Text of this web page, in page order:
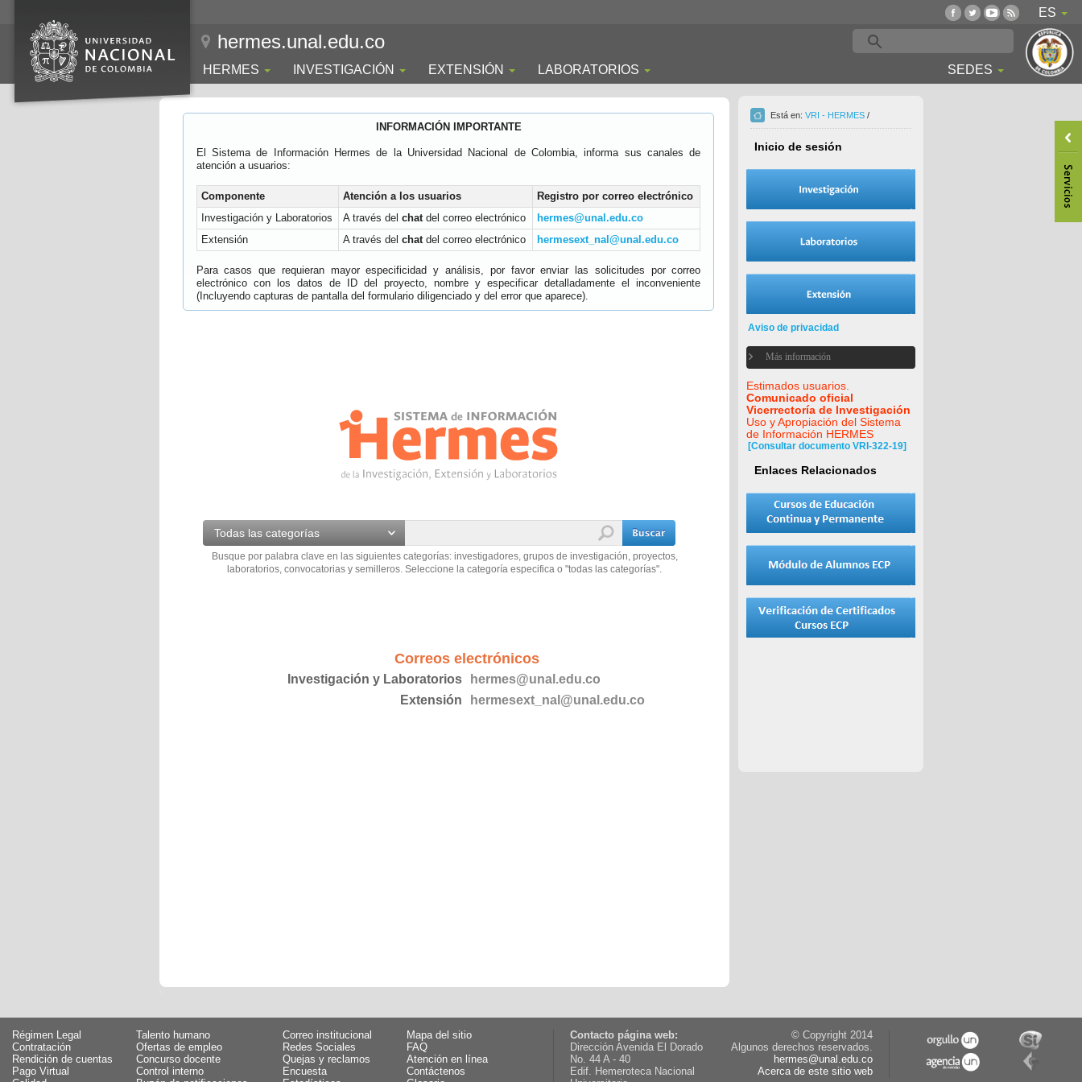
ES
hermes.unal.edu.co
HERMES INVESTIGACIÓN EXTENSIÓN LABORATORIOS SEDES
INFORMACIÓN IMPORTANTE
El Sistema de Información Hermes de la Universidad Nacional de Colombia, informa sus canales de
atención a usuarios:
Componente Atención a los usuarios
Registro por correo electrónico
Investigación y Laboratorios
A través del chatdel correo electrónico
hermes@unal.edu.co
Extensión
A través del chatdel correo electrónico hermesext_nal@unal.edu.co
Para casos que requieran mayor especificidad y análisis, por favor enviar las solicitudes por correo
electrónico con los datos de ID del proyecto, nombre y especificar detalladamente el inconveniente
(Incluyendo capturas de pantalla del formulario diligenciado y del error que aparece).
Todas las categorías
Busque por palabra clave en las siguientes categorías: investigadores, grupos de investigación, proyectos,
laboratorios, convocatorias y semilleros. Seleccione la categoría especifica o "todas las categorías".
Correos electrónicos
Investigación y Laboratorios
hermes@unal.edu.co
Extensión
hermesext_nal@unal.edu.co
Está en: VRI - HERMES /
Inicio de sesión
Aviso de privacidad
Más información
Estimados usuarios.
Comunicado oficial
Vicerrectoría de Investigación
Uso y Apropiación del Sistema
de Información HERMES
[Consultar documento VRI-322-19]
Enlaces Relacionados
Régimen Legal
Talento humano
Contratación
Ofertas de empleo
Rendición de cuentas
Concurso docente
Pago Virtual
Control interno
Correo institucional
Mapa del sitio
Redes Sociales
FAQ
Quejas y reclamos
Atención en línea
Encuesta
Contáctenos
Contacto página web:
Dirección Avenida El Dorado
No. 44 A - 40
Edif. Hemeroteca Nacional
© Copyright 2014
Algunos derechos reservados.
hermes@unal.edu.co
Acerca de este sitio web